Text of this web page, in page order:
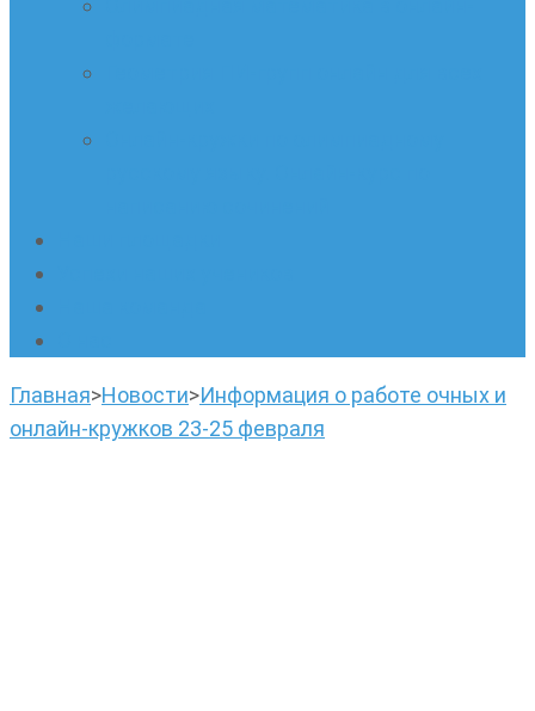
Главная>Новости>Информация о работе очных и
онлайн-кружков 23-25 февраля